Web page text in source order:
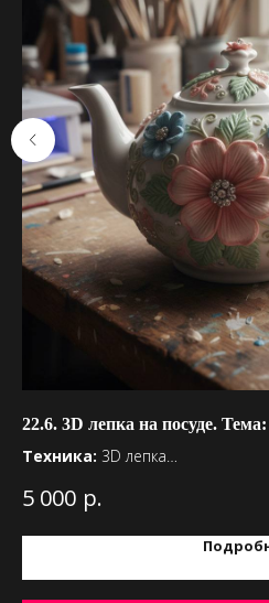
22.6. 3D лепка на посуде.
Техника: 3D лепка
Материалы:
5 000 р.